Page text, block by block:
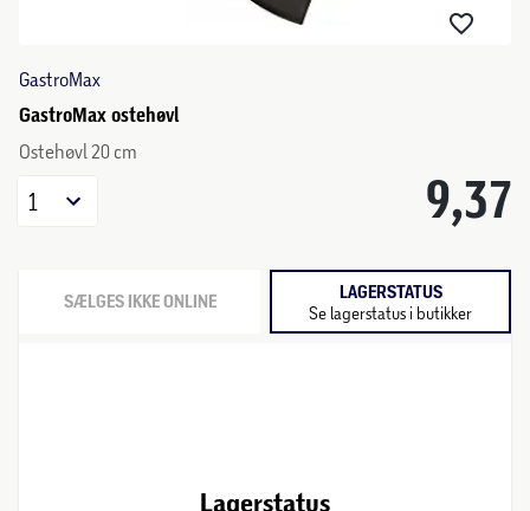
GastroMax
GastroMax ostehøvl
Ostehøvl 20 cm
9,37
1
SÆLGES IKKE ONLINE LAGERSTATUS
Se lagerstatus i butikker
Lagerstatus